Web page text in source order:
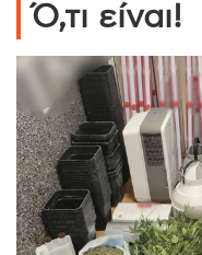
Ό,τι είναι!